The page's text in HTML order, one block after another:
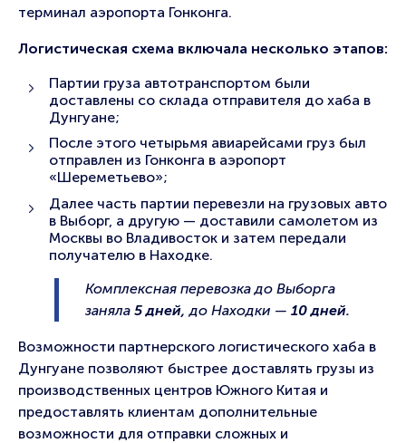
терминал аэропорта Гонконга.
Логистическая схема включала несколько этапов:
Партии груза автотранспортом были
доставлены со склада отправителя до хаба в
Дунгуане;
После этого четырьмя авиарейсами груз был
отправлен из Гонконга в аэропорт
«Шереметьево»;
Далее часть партии перевезли на грузовых авто
в Выборг, а другую — доставили самолетом из
Москвы во Владивосток и затем передали
получателю в Находке.
Комплексная перевозка до Выборга
заняла 5 дней, до Находки — 10 дней.
Возможности партнерского логистического хаба в
Дунгуане позволяют быстрее доставлять грузы из
производственных центров Южного Китая и
предоставлять клиентам дополнительные
возможности для отправки сложных и